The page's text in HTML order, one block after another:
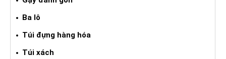
Ba lô
Túi đựng hàng hóa
Túi xách